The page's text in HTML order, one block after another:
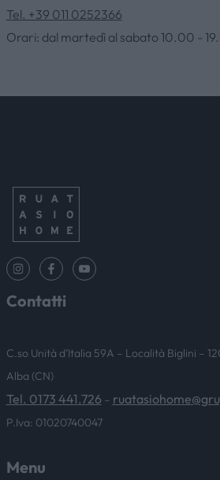
CATALOGHI
Tel. +39 011 0252366
Orari: dal martedì al sabato 10.00 -
Contatti
C.so Unità d’Italia 59A – Località Biglini –
Alba (CN)
Tel. 0173 441.726 –
P.Iva: 01020740047
Menu